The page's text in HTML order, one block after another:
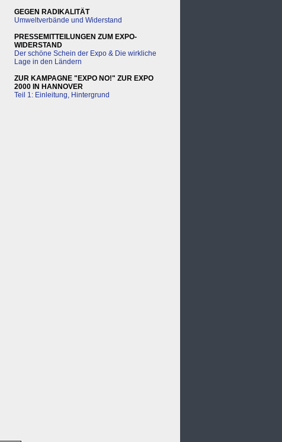
GEGEN RADIKALITÄT
Umweltverbände und Widerstand
PRESSEMITTEILUNGEN ZUM EXPO-
WIDERSTAND
Der schöne Schein der Expo & Die wirkliche
Lage in den Ländern
ZUR KAMPAGNE "EXPO NO!" ZUR EXPO
2000 IN HANNOVER
Teil 1: Einleitung, Hintergrund